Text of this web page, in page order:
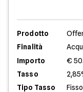
Prodotto
Finalità
Importo
€
Tasso
Tipo Tasso
Fisso